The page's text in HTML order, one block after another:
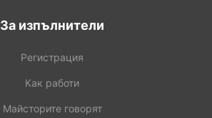
За изпълнители
Регистрация
Как работи
Майсторите говорят